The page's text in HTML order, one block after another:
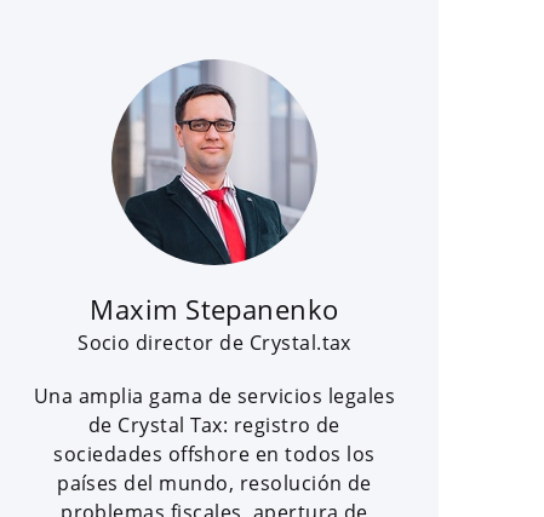
Maxim Stepanenko
Socio director de Crystal.tax
Una amplia gama de servicios legales
de Crystal Tax: registro de
sociedades offshore en todos los
países del mundo, resolución de
problemas fiscales, apertura de